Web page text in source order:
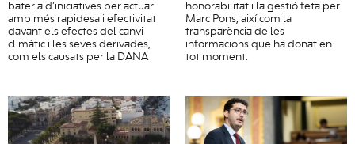
bateria d’iniciatives per actuar
amb més rapidesa i efectivitat
davant els efectes del canvi
climàtic i les seves derivades,
com els causats per la DANA
honorabilitat i la gestió feta per
Marc Pons, així com la
transparència de les
informacions que ha donat en
tot moment.